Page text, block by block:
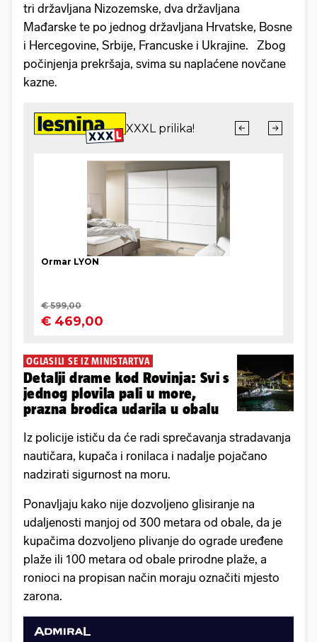
tri državljana Nizozemske, dva državljana
Mađarske te po jednog državljana Hrvatske, Bosne
i Hercegovine, Srbije, Francuske i Ukrajine. Zbog
počinjenja prekršaja, svima su naplaćene novčane
kazne.
OGLASILI SE IZ MINISTARTVA
Detalji drame kod Rovinja: Svi s
jednog plovila pali u more,
prazna brodica udarila u obalu
Iz policije ističu da će radi sprečavanja stradavanja
nautičara, kupača i ronilaca i nadalje pojačano
nadzirati sigurnost na moru.
Ponavljaju kako nije dozvoljeno glisiranje na
udaljenosti manjoj od 300 metara od obale, da je
kupačima dozvoljeno plivanje do ograde uređene
plaže ili 100 metara od obale prirodne plaže, a
ronioci na propisan način moraju označiti mjesto
zarona.